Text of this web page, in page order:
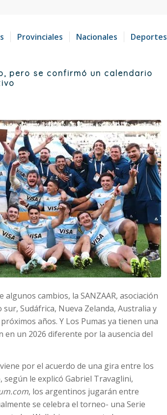
Provinciales Nacionales Deportes
pero se confirmó un calendario
cambios, la SANZAAR, asociación
Sudáfrica, Nueva Zelanda, Australia y
años. Y Los Pumas ya tienen una
en un 2026 diferente por la ausencia del
por el acuerdo de una gira entre los
según le explicó Gabriel Travaglini,
, los argentinos jugarán entre
se celebra el torneo- una Serie